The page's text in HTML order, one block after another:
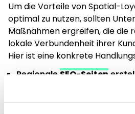
Um die Vorteile von Spatial-
optimal zu nutzen, sollten
Maßnahmen ergreifen, die die
lokale Verbundenheit ihrer
Hier ist eine konkrete
RegionaleSEO-Seiten
jede Region, in der Ihr
separate Landingpages.